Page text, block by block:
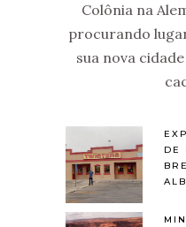
Colônia na
procurando
sua nova
DE